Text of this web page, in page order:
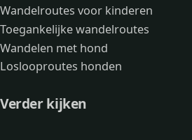
Wandelroutes voor kinderen
Toegankelijke wandelroutes
Wandelen met hond
Loslooproutes honden
Verder kijken